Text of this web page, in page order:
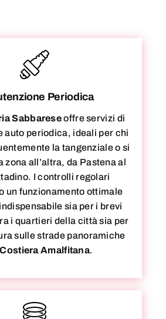
Periodica
Sabbareseoffre servizi di
auto periodica, ideali per chi
la tangenziale o si
zona all’altra, da Pastena al
I controlli regolari
un funzionamento ottimale
sia per i brevi
i quartieri della città sia per
sulle strade panoramiche
Costiera Amalfitana.